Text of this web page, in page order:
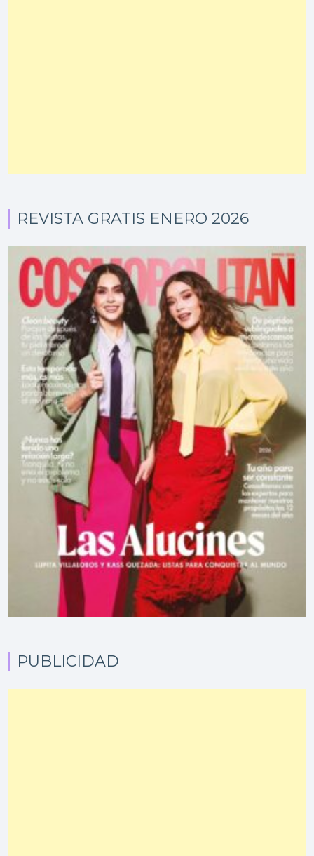
REVISTA GRATIS ENERO 2026
PUBLICIDAD